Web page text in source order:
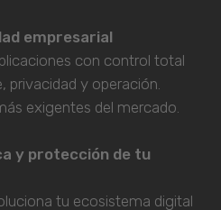
empresarial
con control total
privacidad y operación.
exigentes del mercado.
y protección de tu
tu ecosistema digital